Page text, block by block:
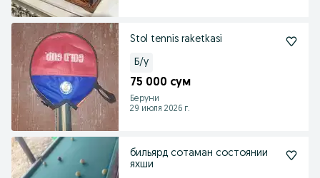
Stol tennis raketkasi
Б/у
75 000 сум
Беруни
29 июля 2026 г.
бильярд сотаман состоянии
яхши